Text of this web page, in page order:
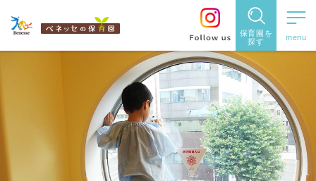
保育園を
探す
保育園を探す
住所・駅
名から探
す